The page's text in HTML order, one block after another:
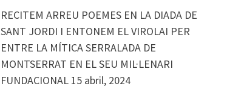
RECITEM ARREU POEMES EN LA DIADA DE
SANT JORDI I ENTONEM EL VIROLAI PER
ENTRE LA MÍTICA SERRALADA DE
MONTSERRAT EN EL SEU MIL·LENARI
FUNDACIONAL 15 abril, 2024